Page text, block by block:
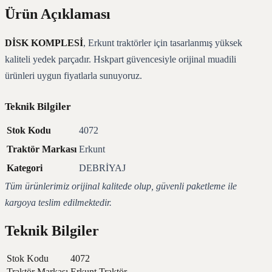
Ürün Açıklaması
DİSK KOMPLESİ, Erkunt traktörler için tasarlanmış yüksek
kaliteli yedek parçadır. Hskpart güvencesiyle orijinal muadili
ürünleri uygun fiyatlarla sunuyoruz.
Teknik Bilgiler
Stok Kodu
4072
Traktör Markası Erkunt
Kategori
DEBRİYAJ
Tüm ürünlerimiz orijinal kalitede olup, güvenli paketleme ile
kargoya teslim edilmektedir.
Teknik Bilgiler
Stok Kodu
4072